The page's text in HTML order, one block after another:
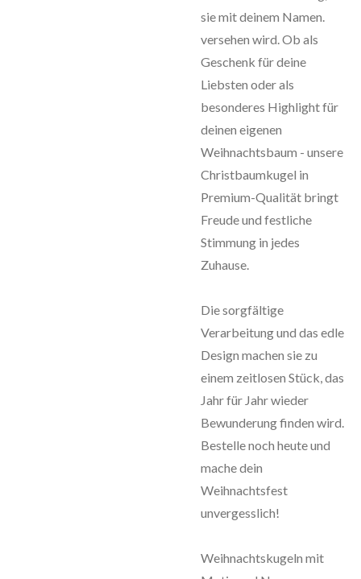
sie mit deinem Namen.
versehen wird. Ob als
Geschenk für deine
Liebsten oder als
besonderes Highlight für
deinen eigenen
Weihnachtsbaum - unsere
Christbaumkugel in
Premium-Qualität bringt
Freude und festliche
Stimmung in jedes
Zuhause.
Die sorgfältige
Verarbeitung und das edle
Design machen sie zu
einem zeitlosen Stück, das
Jahr für Jahr wieder
Bewunderung finden wird.
Bestelle noch heute und
mache dein
Weihnachtsfest
unvergesslich!
Weihnachtskugeln mit